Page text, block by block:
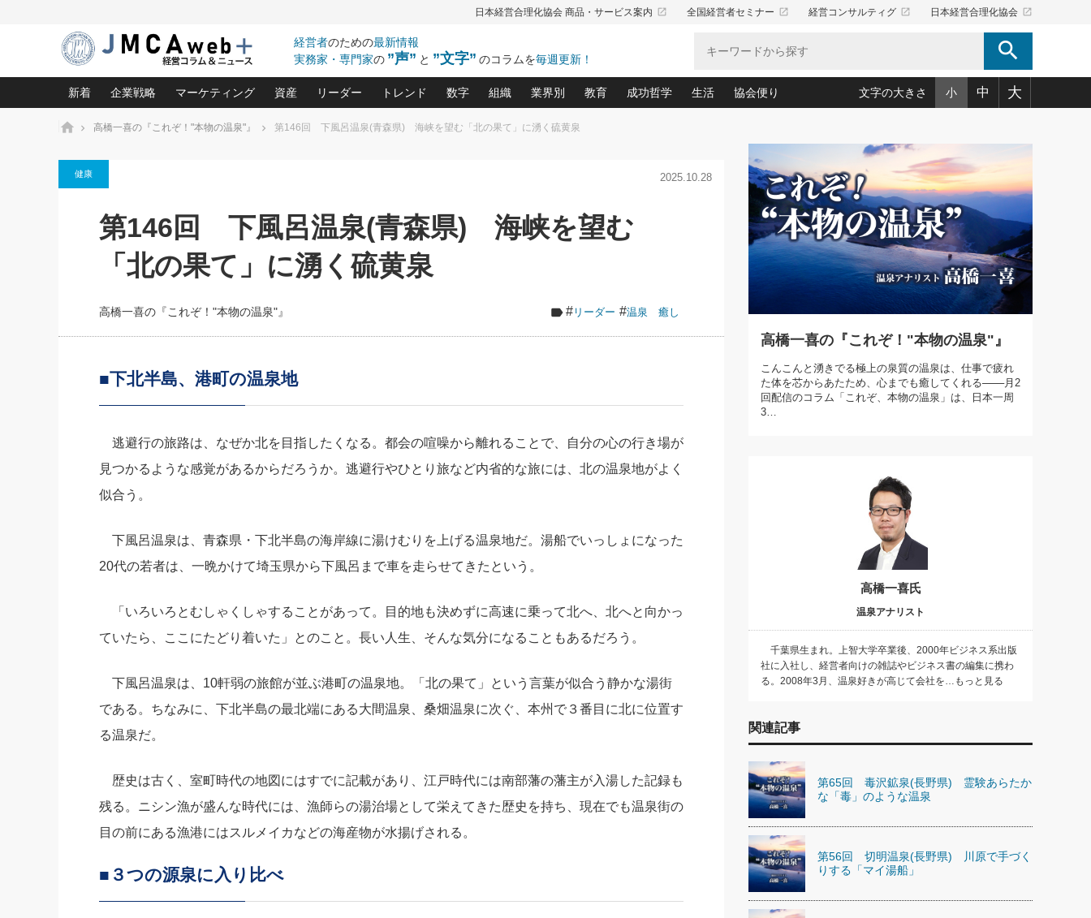
日本経営合理化協会 商品・サービス案内 launch 全国経営者セミナー launch 経営コンサルティグ launch 日本経営合理化協会 launch
経営者のための最新情報
実務家・専門家の ”声” と ”文字” のコラムを毎週更新！ search
新着
相談15：銀行がやたらと固定金
利を勧めてきます！やはり固定
がよいのでしょうか！
2026.08.7
第153回「内需企業があっとい
う間にグローバル成長企業に」
FOOD & LIFE COMPANIES
日号）
2026.08.5 2026.08.5
第86回 「言葉狩り」
もっとみる
企業戦略
強い会社を築く ビジネス・クリニック(240)
日本レーザー「人を大切にしながら利益を上げる経営」の極意
(3)
武器としてのM&A入門(3)
社長のための“儲かる通販”戦略視点(151)
継続経営 百話百行(85)
マーケティング
ロングセラーの玉手箱(9)
大復活＆快進撃！ユニバーサルスタジオジャパンの成功要因と
は(5)
酒井光雄 成功事例に学ぶ繁栄企業のブランド戦略(39)
資産
中国経済の最新動向(204)
事業承継の前に、決めておきたい、知っておきたい、やってお
きたいコト(12)
会社と社長のための資産管理講座(95)
リーダー
ピョートル・F・グジバチの『経営戦略の新常識』(12)
指導者たる者かくあるべし(635)
朝礼・会議での「社長の３分間スピーチ」ネタ帳(159)
次もあなたにお願いしたいと思われる「一流の仕事術」(28)
トレンド
北村森の「今月のヒット商品」(109)
次の売れ筋をつかむ術(102)
社長のメシの種 4.0(206)
数字
おカネが残る決算書にするために、やっておきたいこと(34)
会社を守り抜くための緊急対策(100)
強い決算書の会社はココが違う！(36)
決算書の“見える化”術(12)
組織
職場の生産性を下げるハラスメントの予防策(10)
賃金決定の定石(68)
顧客・社員・社会から支持される「ウェルビーイング経営入
業界別
大久保一彦の“流行る”お店の仕組みづくり(210)
柿内幸夫─社長のための現場改善(174)
教育
あなただからお願いしたいと思われる 気配りの達人(127)
クレーム対応 実践マニュアル(92)
クレーム対応の新知識と新常識(57)
デキル社員に育てる！ 社員教育の決め手(203)
業績アップにつながる！ワンランク上の手紙・メール術(100)
成功哲学
中国哲学に学ぶ 不況は会社守成の好機(38)
令和時代の「社長の人間力の磨き方」(86)
先人の名句名言の教え 東洋思想に学ぶ経営学(132)
渡部昇一の「日本の指導者たち」(32)
経営に活かす“十八史略”(30)
生活
おのころ心平の ──社長のための「か・ら・だマネジメント」
(50)
デジタルＡＶを味方に！新・仕事術(180)
リーダー脳の鍛え方(32)
ワインを楽しむ基礎レッスン(12)
必読！社長が読むべき今月の4冊(88)
社長の「氣」(30)
米国スポーツ・ビジネスに学ぶ心理学(98)
高橋一喜の『これぞ！"本物の温泉"』(157)
協会便り
「愛読者通信」著者インタビュー(44)
ビジネス見聞録 経営ニュース(100)
作間信司の経営無形庵(けいえいむぎょうあん)(166)
経営セミナー情報局(1)
繁栄への着眼点 牟田太陽(76)
講話を聞いて学ぼう 実学・耳学・磨く「ミミガク」のすすめ
文字の大きさ 小 中 大
ホーム 高橋一喜の『これぞ！"本物の温泉"』 第146回 下風呂温泉(青森県) 海峡を望む「北の果て」に湧く硫黄泉
健康 2025.10.28
第146回 下風呂温泉(青森県) 海峡を望む
「北の果て」に湧く硫黄泉
高橋一喜の『これぞ！"本物の温泉"』 # リーダー #温泉 癒し
■下北半島、港町の温泉地
逃避行の旅路は、なぜか北を目指したくなる。都会の喧噪から離れることで、自分の心の行き場が
見つかるような感覚があるからだろうか。逃避行やひとり旅など内省的な旅には、北の温泉地がよく
似合う。
下風呂温泉は、青森県・下北半島の海岸線に湯けむりを上げる温泉地だ。湯船でいっしょになった
20代の若者は、一晩かけて埼玉県から下風呂まで車を走らせてきたという。
「いろいろとむしゃくしゃすることがあって。目的地も決めずに高速に乗って北へ、北へと向かっ
ていたら、ここにたどり着いた」とのこと。長い人生、そんな気分になることもあるだろう。
下風呂温泉は、10軒弱の旅館が並ぶ港町の温泉地。「北の果て」という言葉が似合う静かな湯街
である。ちなみに、下北半島の最北端にある大間温泉、桑畑温泉に次ぐ、本州で３番目に北に位置す
る温泉だ。
歴史は古く、室町時代の地図にはすでに記載があり、江戸時代には南部藩の藩主が入湯した記録も
残る。ニシン漁が盛んな時代には、漁師らの湯治場として栄えてきた歴史を持ち、現在でも温泉街の
目の前にある漁港にはスルメイカなどの海産物が水揚げされる。
■３つの源泉に入り比べ
高橋一喜の『これぞ！"本物の温泉"』
こんこんと湧きでる極上の泉質の温泉は、仕事で疲れ
た体を芯からあたため、心までも癒してくれる───月2
回配信のコラム「これぞ、本物の温泉」は、日本一周
3…
高橋一喜氏
温泉アナリスト
千葉県生まれ。上智大学卒業後、2000年ビジネス系出版
社に入社し、経営者向けの雑誌やビジネス書の編集に携わ
る。2008年3月、温泉好きが高じて会社を…もっと見る
関連記事
第65回 毒沢鉱泉(長野県) 霊験あらたか
な「毒」のような温泉
第56回 切明温泉(長野県) 川原で手づく
りする「マイ湯船」